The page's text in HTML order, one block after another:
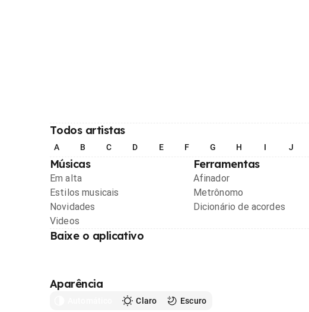
Todos artistas
A B C D E F G H I J
Músicas
Em alta
Estilos musicais
Novidades
Videos
Ferramentas
Afinador
Metrônomo
Dicionário de acordes
Baixe o aplicativo
Aparência
Claro Escuro